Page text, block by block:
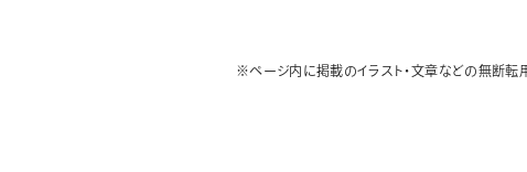
※ページ内に掲載のイラスト・文章などの無断転用